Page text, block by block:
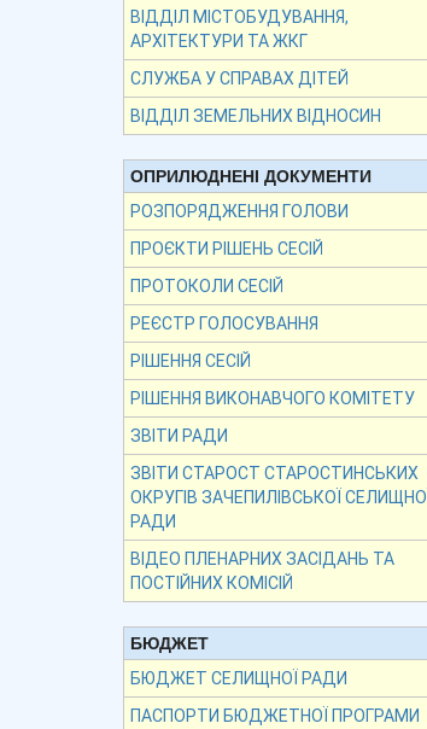
ВІДДІЛ МІСТОБУДУВАННЯ,
АРХІТЕКТУРИ ТА ЖКГ
СЛУЖБА У СПРАВАХ ДІТЕЙ
ВІДДІЛ ЗЕМЕЛЬНИХ ВІДНОСИН
ОПРИЛЮДНЕНІ ДОКУМЕНТИ
РОЗПОРЯДЖЕННЯ ГОЛОВИ
ПРОЄКТИ РІШЕНЬ СЕСІЙ
ПРОТОКОЛИ СЕСІЙ
РЕЄСТР ГОЛОСУВАННЯ
РІШЕННЯ СЕСІЙ
РІШЕННЯ ВИКОНАВЧОГО КОМІТЕТУ
ЗВІТИ РАДИ
ЗВІТИ СТАРОСТ СТАРОСТИНСЬКИХ
ОКРУГІВ ЗАЧЕПИЛІВСЬКОЇ СЕЛИЩНОЇ
РАДИ
ВІДЕО ПЛЕНАРНИХ ЗАСІДАНЬ ТА
ПОСТІЙНИХ КОМІСІЙ
БЮДЖЕТ
БЮДЖЕТ СЕЛИЩНОЇ РАДИ
ПАСПОРТИ БЮДЖЕТНОЇ ПРОГРАМИ